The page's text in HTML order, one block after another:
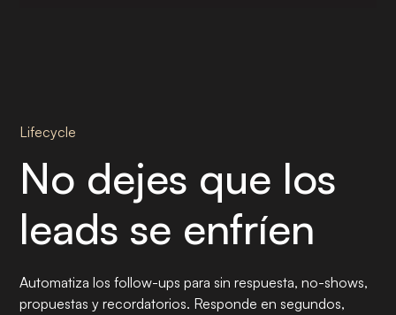
Lifecycle
No dejes que los
leads se enfríen
Automatiza los follow-ups para sin respuesta, no-shows,
propuestas y recordatorios. Responde en segundos,